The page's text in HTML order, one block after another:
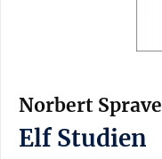
Norbert Sprave
Elf Studien